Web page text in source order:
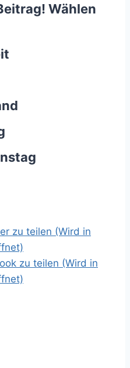
Wählen
zu teilen (Wird in
zu teilen (Wird in